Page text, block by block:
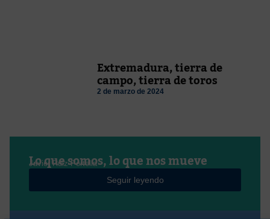
Extremadura, tierra de
campo, tierra de toros
2 de marzo de 2024
Lo que somos, lo que nos mueve
Javier Ruiz Portella
Seguir leyendo